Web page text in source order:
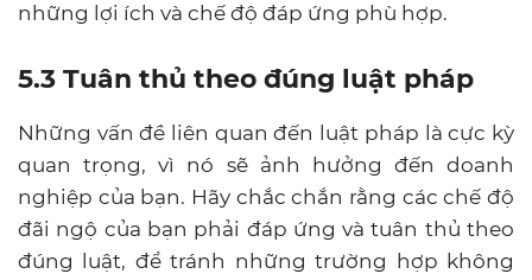
những lợi ích và chế độ đáp ứng phù hợp.
5.3 Tuân thủ theo đúng luật pháp
Những vấn đề liên quan đến luật pháp là cực kỳ
quan trọng, vì nó sẽ ảnh hưởng đến doanh
nghiệp của bạn. Hãy chắc chắn rằng các chế độ
đãi ngộ của bạn phải đáp ứng và tuân thủ theo
đúng luật, để tránh những trường hợp không